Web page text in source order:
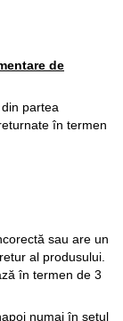
de
partea
în termen
sau are un
al produsului.
în termen de 3
numai în setul